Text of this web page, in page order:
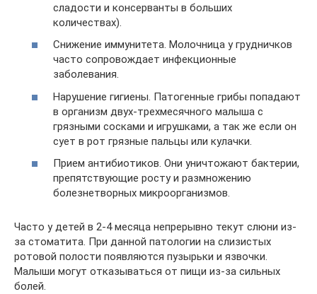
сладости и консерванты в больших
количествах).
Снижение иммунитета. Молочница у грудничков
часто сопровождает инфекционные
заболевания.
Нарушение гигиены. Патогенные грибы попадают
в организм двух-трехмесячного малыша с
грязными сосками и игрушками, а так же если он
сует в рот грязные пальцы или кулачки.
Прием антибиотиков. Они уничтожают бактерии,
препятствующие росту и размножению
болезнетворных микроорганизмов.
Часто у детей в 2-4 месяца непрерывно текут слюни из-
за стоматита. При данной патологии на слизистых
ротовой полости появляются пузырьки и язвочки.
Малыши могут отказываться от пищи из-за сильных
болей.